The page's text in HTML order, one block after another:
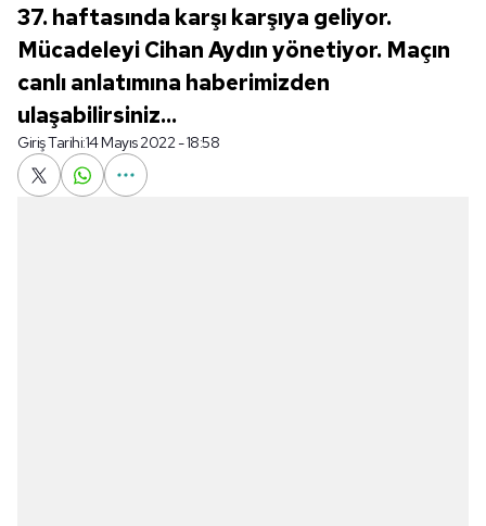
37. haftasında karşı karşıya geliyor.
Mücadeleyi Cihan Aydın yönetiyor. Maçın
canlı anlatımına haberimizden
ulaşabilirsiniz...
Giriş Tarihi:14 Mayıs 2022 - 18:58